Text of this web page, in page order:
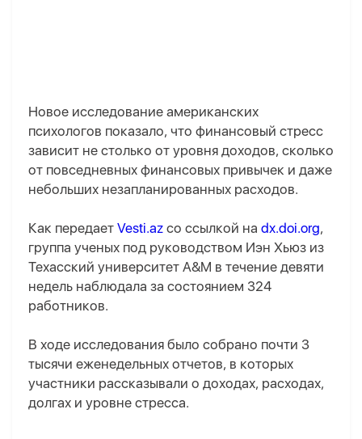
Новое исследование американских
психологов показало, что финансовый стресс
зависит не столько от уровня доходов, сколько
от повседневных финансовых привычек и даже
небольших незапланированных расходов.
Как передает Vesti.az со ссылкой на dx.doi.org,
группа ученых под руководством Иэн Хьюз из
Техасский университет A&M в течение девяти
недель наблюдала за состоянием 324
работников.
В ходе исследования было собрано почти 3
тысячи еженедельных отчетов, в которых
участники рассказывали о доходах, расходах,
долгах и уровне стресса.